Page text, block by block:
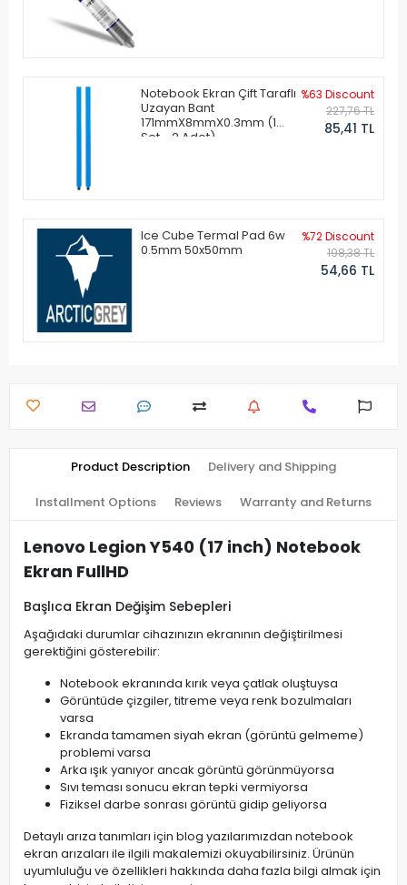
Notebook Ekran Çift Taraflı
Uzayan Bant
171mmX8mmX0.3mm (1
Set - 2 Adet)
%63 Discount
227,76 TL
85,41 TL
Ice Cube Termal Pad 6w
0.5mm 50x50mm
%72 Discount
198,38 TL
54,66 TL
Product Description Delivery and Shipping
Installment Options Reviews Warranty and Returns
Lenovo Legion Y540 (17 inch) Notebook
Ekran FullHD
Başlıca Ekran Değişim Sebepleri
Aşağıdaki durumlar cihazınızın ekranının değiştirilmesi
gerektiğini gösterebilir:
Notebook ekranında kırık veya çatlak oluştuysa
Görüntüde çizgiler, titreme veya renk bozulmaları
varsa
Ekranda tamamen siyah ekran (görüntü gelmeme)
problemi varsa
Arka ışık yanıyor ancak görüntü görünmüyorsa
Sıvı teması sonucu ekran tepki vermiyorsa
Fiziksel darbe sonrası görüntü gidip geliyorsa
Detaylı arıza tanımları için blog yazılarımızdan notebook
ekran arızaları ile ilgili makalemizi okuyabilirsiniz. Ürünün
uyumluluğu ve özellikleri hakkında daha fazla bilgi almak için